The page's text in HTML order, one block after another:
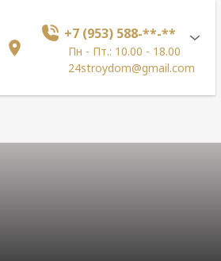
+7 (953) 588-**-**
Пн - Пт.: 10.00 - 18.00
24stroydom@gmail.com